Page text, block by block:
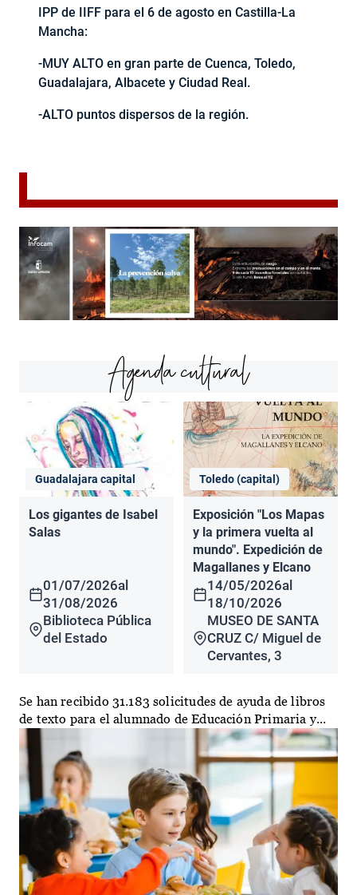
IPP de IIFF para el 6 de agosto en Castilla-La
Mancha:
-MUY ALTO en gran parte de Cuenca, Toledo,
Guadalajara, Albacete y Ciudad Real.
-ALTO puntos dispersos de la región.
Agenda cultural
Guadalajara capital
Los gigantes de Isabel
Salas
01/07/2026al
31/08/2026
Biblioteca Pública
del Estado
Toledo (capital)
Exposición "Los Mapas
y la primera vuelta al
mundo". Expedición de
Magallanes y Elcano
14/05/2026al
18/10/2026
MUSEO DE SANTA
CRUZ C/ Miguel de
Cervantes, 3
Se han recibido 31.183 solicitudes de ayuda de libros
de texto para el alumnado de Educación Primaria y...